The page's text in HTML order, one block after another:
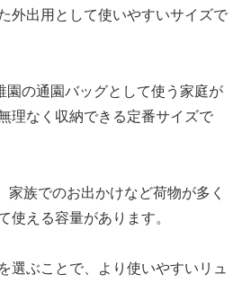
外出用として使いやすいサイズで
園の通園バッグとして使う家庭が
理なく収納できる定番サイズで
家族でのお出かけなど荷物が多く
使える容量があります。
選ぶことで、より使いやすいリュ